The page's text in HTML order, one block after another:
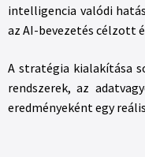
intelligencia valódi
az AI-bevezetés célzott
A stratégia kialakítása
rendszerek, az
eredményeként egy